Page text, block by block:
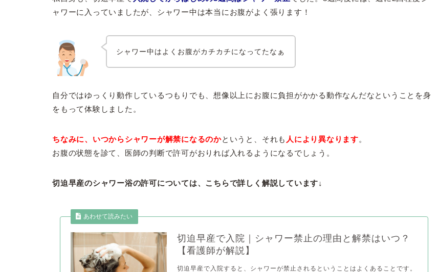
ャワーに入っていましたが、シャワー中は本当にお腹がよく張ります！
シャワー中はよくお腹がカチカチになってたなぁ
自分ではゆっくり動作しているつもりでも、想像以上にお腹に負担がかかる動作なんだなということを身
をもって体験しました。
ちなみに、いつからシャワーが解禁になるのかというと、それも 人により異なります。
お腹の状態を診て、医師の判断で許可がおりれば入れるようになるでしょう。
切迫早産のシャワー浴の許可については、こちらで詳しく解説しています↓
切迫早産で入院｜シャワー禁止の理由と解禁はいつ？
【看護師が解説】
切迫早産で入院すると、シャワーが禁止されるということはよくあることです。